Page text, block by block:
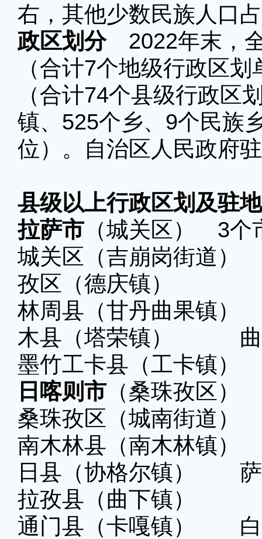
右，其他少数民族人口
政区划分2022年末，全
（合计7个地级行政区
（合计74个县级行政区
镇、525个乡、9个民族
位）。自治区人民政府
县级以上行政区划及驻
拉萨市 （城关区） 3个
城关区（吉崩岗街道
孜区（德庆镇）
林周县（甘丹曲果镇
木县（塔荣镇） 曲
墨竹工卡县（工卡镇）
日喀则市 （桑珠孜区）
桑珠孜区（城南街道）
南木林县（南木林
日县（协格尔镇） 萨
拉孜县（曲下镇
通门县（卡嘎镇） 白